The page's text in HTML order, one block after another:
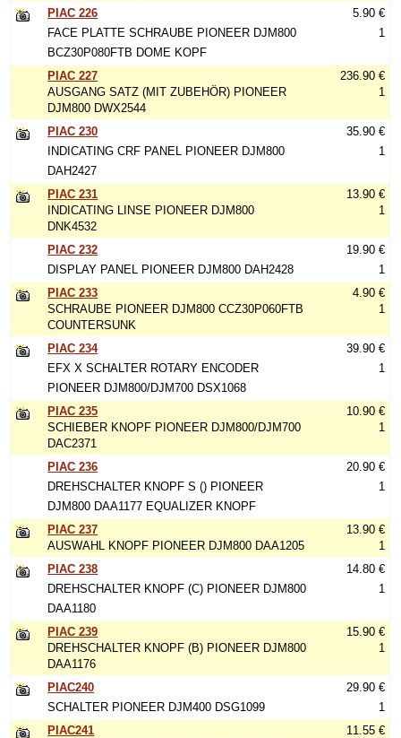
PIAC 226
FACE PLATTE SCHRAUBE PIONEER DJM800
BCZ30P080FTB DOME KOPF
5.90 €
1
PIAC 227
AUSGANG SATZ (MIT ZUBEHÖR) PIONEER
DJM800 DWX2544
236.90 €
1
PIAC 230
INDICATING CRF PANEL PIONEER DJM800
DAH2427
35.90 €
1
PIAC 231
INDICATING LINSE PIONEER DJM800
DNK4532
13.90 €
1
PIAC 232
DISPLAY PANEL PIONEER DJM800 DAH2428
19.90 €
1
PIAC 233
SCHRAUBE PIONEER DJM800 CCZ30P060FTB
COUNTERSUNK
4.90 €
1
PIAC 234
EFX X SCHALTER ROTARY ENCODER
PIONEER DJM800/DJM700 DSX1068
39.90 €
1
PIAC 235
SCHIEBER KNOPF PIONEER DJM800/DJM700
DAC2371
10.90 €
1
PIAC 236
DREHSCHALTER KNOPF S () PIONEER
DJM800 DAA1177 EQUALIZER KNOPF
20.90 €
1
PIAC 237
AUSWAHL KNOPF PIONEER DJM800 DAA1205
13.90 €
1
PIAC 238
DREHSCHALTER KNOPF (C) PIONEER DJM800
DAA1180
14.80 €
1
PIAC 239
DREHSCHALTER KNOPF (B) PIONEER DJM800
DAA1176
15.90 €
1
PIAC240
SCHALTER PIONEER DJM400 DSG1099
29.90 €
1
PIAC241
11.55 €